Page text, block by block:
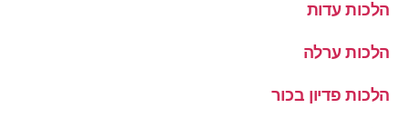
הלכות עדות
הלכות ערלה
הלכות פדיון בכור